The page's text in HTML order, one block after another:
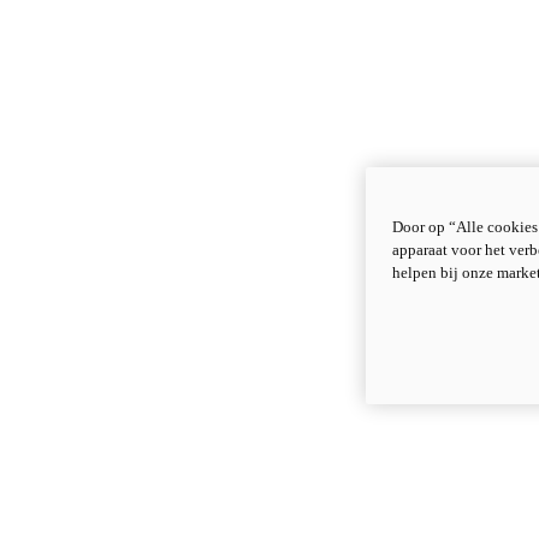
Door op “Alle
apparaat voor het
helpen bij onze